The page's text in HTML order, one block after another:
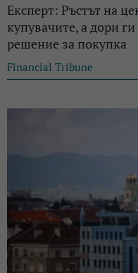
Експерт: Ръстът на
купувачите, а дори
решение за покупка
Financial Tribune